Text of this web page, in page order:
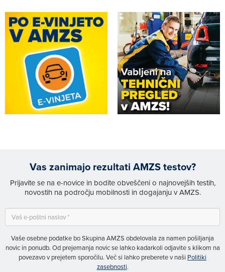
Vas zanimajo rezultati AMZS testov?
Prijavite se na e-novice in bodite obveščeni o najnovejših testih,
novostih na področju mobilnosti in dogajanju v AMZS.
Vaše osebne podatke bo Skupina AMZS obdelovala za namen pošiljanja
novic in ponudb. Od prejemanja novic se lahko kadarkoli odjavite s klikom na
povezavo v prejetem sporočilu. Več si lahko preberete v naši Politiki
zasebnosti.